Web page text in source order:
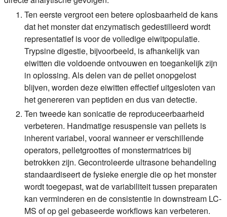
Ten eerste vergroot een betere oplosbaarheid de kans
dat het monster dat enzymatisch gedestilleerd wordt
representatief is voor de volledige eiwitpopulatie.
Trypsine digestie, bijvoorbeeld, is afhankelijk van
eiwitten die voldoende ontvouwen en toegankelijk zijn
in oplossing. Als delen van de pellet onopgelost
blijven, worden deze eiwitten effectief uitgesloten van
het genereren van peptiden en dus van detectie.
Ten tweede kan sonicatie de reproduceerbaarheid
verbeteren. Handmatige resuspensie van pellets is
inherent variabel, vooral wanneer er verschillende
operators, pelletgroottes of monstermatrices bij
betrokken zijn. Gecontroleerde ultrasone behandeling
standaardiseert de fysieke energie die op het monster
wordt toegepast, wat de variabiliteit tussen preparaten
kan verminderen en de consistentie in downstream LC-
MS of op gel gebaseerde workflows kan verbeteren.